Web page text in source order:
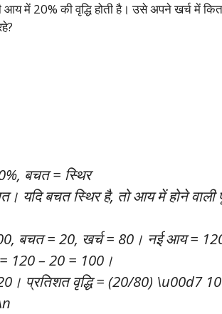
आय में 20% की वृद्धि होती है। उसे अपने खर्च में
बचत = स्थिर
बचत स्थिर है, तो आय में होने वाली
बचत = 20, खर्च = 80। नई आय =
= 120 – 20 = 100।
प्रतिशत वृद्धि = (20/80) \u00d7